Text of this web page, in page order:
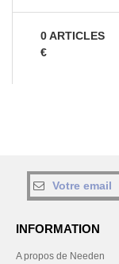
0ARTICLES
€
INFORMATION
A propos de Needen